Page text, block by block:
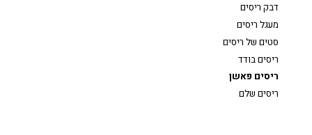
דבק ריסים
מעגל ריסים
סטים של ריסים
ריסים בודד
ריסים פאשן
ריסים שלם